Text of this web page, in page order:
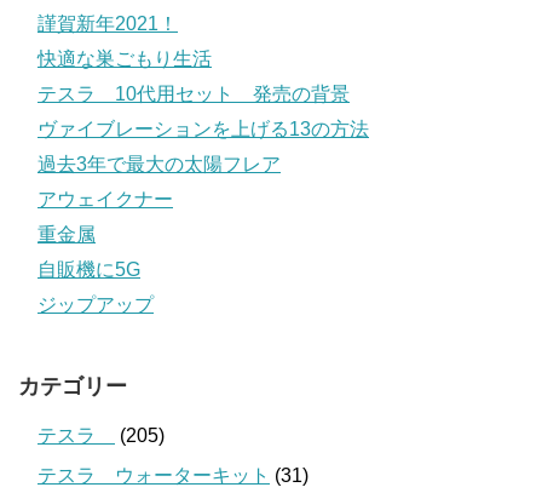
謹賀新年2021！
快適な巣ごもり生活
テスラ 10代用セット 発売の背景
ヴァイブレーションを上げる13の方法
過去3年で最大の太陽フレア
アウェイクナー
重金属
自販機に5G
ジップアップ
カテゴリー
テスラ
(205)
テスラ ウォーターキット (31)